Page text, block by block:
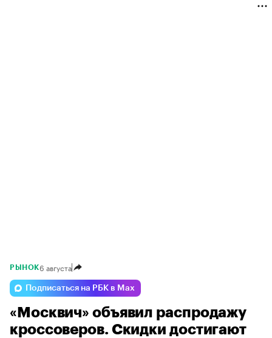
РЫНОК6 августа
Подписаться на РБК в Max
«Москвич» объявил распродажу
кроссоверов. Скидки достигают